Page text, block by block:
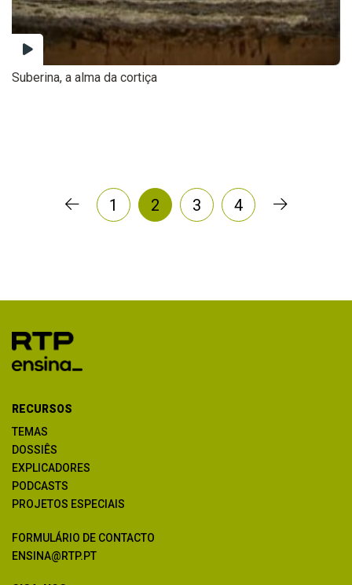
Suberina, a alma da cortiça
1 2 3 4
RECURSOS
TEMAS
DOSSIÊS
EXPLICADORES
PODCASTS
PROJETOS ESPECIAIS
FORMULÁRIO DE CONTACTO
ENSINA@RTP.PT